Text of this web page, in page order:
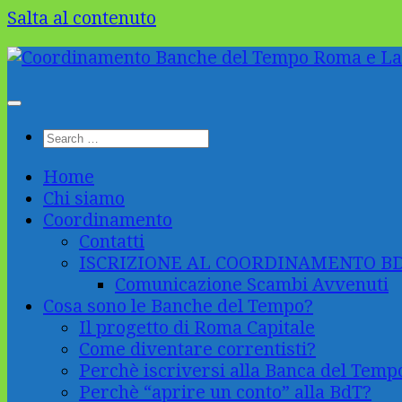
Salta al contenuto
Home
Chi siamo
Coordinamento
Contatti
ISCRIZIONE AL COORDINAMENTO
Comunicazione Scambi Avvenuti
Cosa sono le Banche del Tempo?
Il progetto di Roma Capitale
Come diventare correntisti?
Perchè iscriversi alla Banca del
Perchè “aprire un conto” alla BdT?